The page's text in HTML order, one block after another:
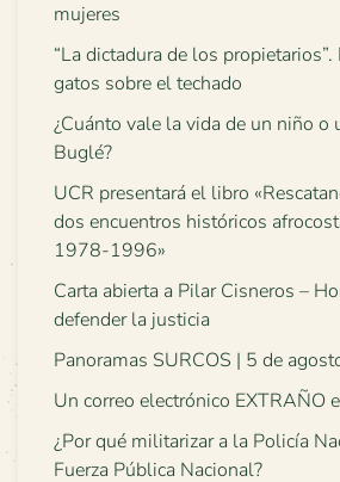
mujeres
“La dictadura de los propietarios”.
gatos sobre el techado
¿Cuánto vale la vida de un niño o
Buglé?
UCR presentará el libro
dos encuentros históricos
1978-1996»
Carta abierta a Pilar Cisneros –
defender la justicia
Panoramas SURCOS | 5 de
Un correo electrónico EXTRAÑO
¿Por qué militarizar a la Policía
Fuerza Pública Nacional?